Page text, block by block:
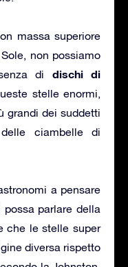
massa superiore
non possiamo
di dischi di
stelle enormi,
grandi dei suddetti
ciambelle di
a pensare
parlare della
che le stelle super
diversa rispetto